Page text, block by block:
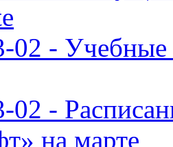
02 -
02 -
на марте